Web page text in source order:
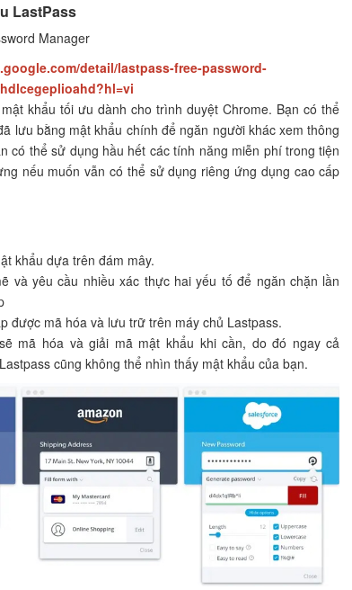
LastPass
Manager
detail/lastpass-free-password-
khẩu tối ưu dành cho trình duyệt Chrome. Bạn có thể
lưu bằng mật khẩu chính để ngăn người khác xem thông
có thể sử dụng hầu hết các tính năng miễn phí trong tiện
nếu muốn vẫn có thể sử dụng riêng ứng dụng cao cấp
khẩu dựa trên đám mây.
và yêu cầu nhiều xác thực hai yếu tố để ngăn chặn lần
được mã hóa và lưu trữ trên máy chủ Lastpass.
mã hóa và giải mã mật khẩu khi cần, do đó ngay cả
cũng không thể nhìn thấy mật khẩu của bạn.